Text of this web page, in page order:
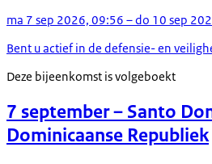
ma 7 sep 2026, 09:56 – do 10 sep
Bent u actief in de defensie- en
Deze bijeenkomst is volgeboekt
7 september– Santo
Dominicaanse Republiek